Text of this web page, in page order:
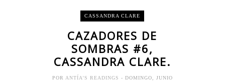
CASSANDRA CLARE
CAZADORES DE
SOMBRAS #6,
CASSANDRA CLARE.
POR ANTÍA'S READINGS - DOMINGO, JUNIO